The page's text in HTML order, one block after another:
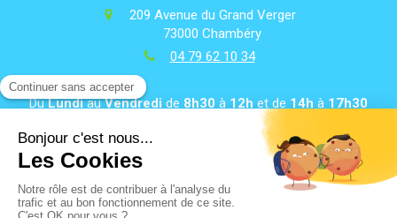
209 Avenue du Grand Verger
73000 Chambéry
04 79 62 10 34
DuLundiauVendredi de 8h30 à 12h et de 14h à 17h30
Mentions légales